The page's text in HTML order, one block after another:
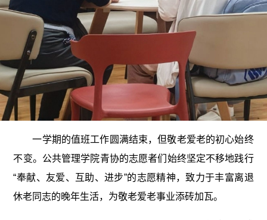
一学期的值班工作圆满结束，但敬老爱老的初心始终
不变。公共管理学院青协的志愿者们始终坚定不移地践行
“奉献、友爱、互助、进步”的志愿精神，致力于丰富离退
休老同志的晚年生活，为敬老爱老事业添砖加瓦。